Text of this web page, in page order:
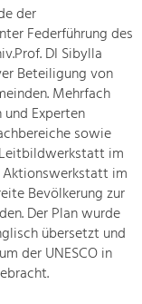
der
Federführung des
DI Sibylla
Beteiligung von
Mehrfach
Experten
sowie
im
Aktionswerkstatt im
Bevölkerung zur
Der Plan wurde
übersetzt und
der UNESCO in